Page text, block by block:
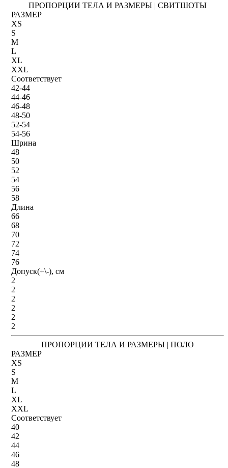
ПРОПОРЦИИ ТЕЛА И РАЗМЕРЫ | СВИТШОТЫ
РАЗМЕР
XS
S
M
L
XL
XXL
Соответствует
42-44
44-46
46-48
48-50
52-54
54-56
Шрина
48
50
52
54
56
58
Длина
66
68
70
72
74
76
Допуск(+\-), см
2
2
2
2
2
2
ПРОПОРЦИИ ТЕЛА И РАЗМЕРЫ | ПОЛО
РАЗМЕР
XS
S
M
L
XL
XXL
Соответствует
40
42
44
46
48